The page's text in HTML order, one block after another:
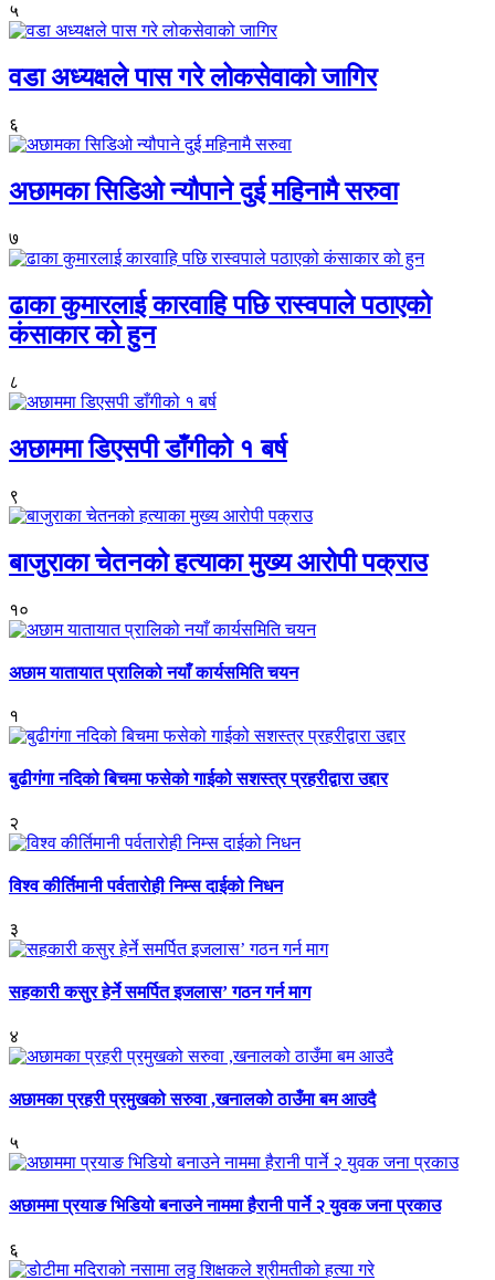
५
वडा अध्यक्षले पास गरे लोकसेवाको जागिर
६
अछामका सिडिओ न्यौपाने दुई महिनामै सरुवा
७
ढाका कुमारलाई कारवाहि पछि रास्वपाले पठाएको
कंसाकार को हुन
८
अछाममा डिएसपी डाँगीको १ बर्ष
९
बाजुराका चेतनको हत्याका मुख्य आरोपी पक्राउ
१०
अछाम यातायात प्रालिको नयाँ कार्यसमिति चयन
१
बुढीगंगा नदिको बिचमा फसेको गाईको सशस्त्र प्रहरीद्वारा उद्दार
२
विश्व कीर्तिमानी पर्वतारोही निम्स दाईको निधन
३
सहकारी कसुर हेर्ने समर्पित इजलास’ गठन गर्न माग
४
अछामका प्रहरी प्रमुखको सरुवा ,खनालको ठाउँमा बम आउदै
५
अछाममा प्रयाङ भिडियो बनाउने नाममा हैरानी पार्ने २ युवक जना प्रकाउ
६